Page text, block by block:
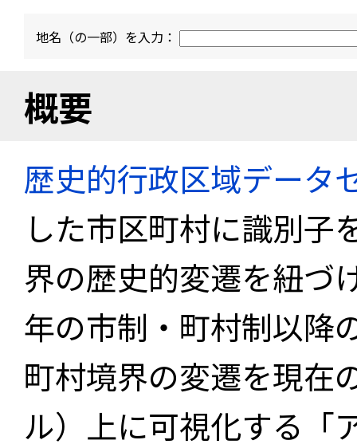
地名（の一部）を入力：
概要
歴史的行政区域データ
した市区町村に識別子
界の歴史的変遷を紐づ
年の市制・町村制以降
町村境界の変遷を現在
ル）上に可視化する「